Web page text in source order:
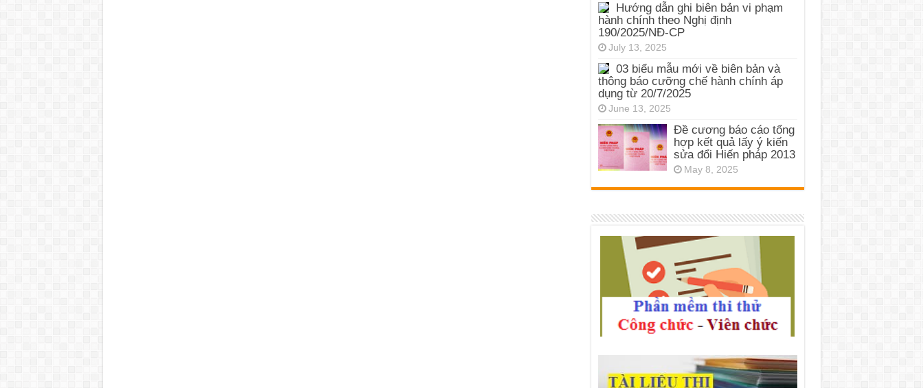
Hướng dẫn ghi biên bản vi phạm
hành chính theo Nghị định
190/2025/NĐ-CP
July 13, 2025
03 biểu mẫu mới về biên bản và
thông báo cưỡng chế hành chính áp
dụng từ 20/7/2025
June 13, 2025
Đề cương báo cáo tổng
hợp kết quả lấy ý kiến
sửa đổi Hiến pháp 2013
May 8, 2025